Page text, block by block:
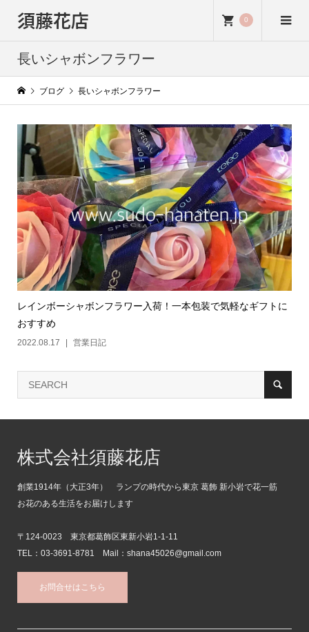
須藤花店 0
長いシャボンフラワー
ブログ 長いシャボンフラワー
レインボーシャボンフラワー入荷！一本包装で気軽なギフトに
おすすめ
2022.08.17 営業日記
株式会社須藤花店
創業1914年（大正3年） ランプの時代から東京 葛飾 新小岩で花一筋
お花のある生活をお届けします
〒124-0023 東京都葛飾区東新小岩1-1-11
TEL：03-3691-8781 Mail：shana45026@gmail.com
お問合せはこちら